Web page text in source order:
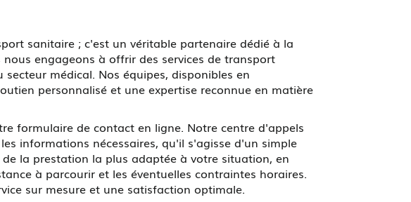
sanitaire ; c'est un véritable partenaire dédié à la
nous engageons à offrir des services de transport
médical. Nos équipes, disponibles en
personnalisé et une expertise reconnue en matière
formulaire de contact en ligne. Notre centre d'appels
informations nécessaires, qu'il s'agisse d'un simple
la prestation la plus adaptée à votre situation, en
à parcourir et les éventuelles contraintes horaires.
sur mesure et une satisfaction optimale.